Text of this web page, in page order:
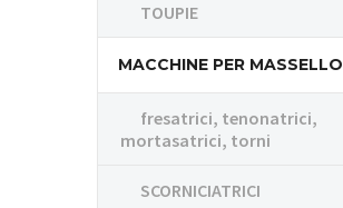
TOUPIE
MACCHINE PER MASSELLO
fresatrici, tenonatrici,
mortasatrici, torni
SCORNICIATRICI